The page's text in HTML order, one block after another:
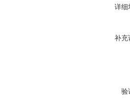
详细
补充
验